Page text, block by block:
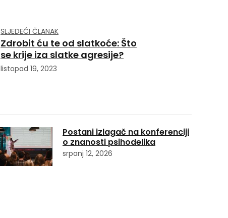
SLJEDEĆI ČLANAK
Zdrobit ću te od slatkoće: Što
se krije iza slatke agresije?
listopad 19, 2023
Postani izlagač na konferenciji
o znanosti psihodelika
srpanj 12, 2026